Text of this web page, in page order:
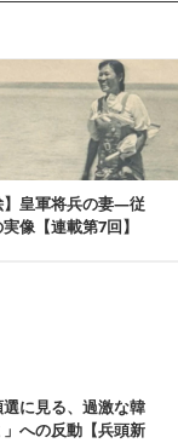
】皇軍将兵の妻―従
像【連載第7回】
に見る、過激な韓
への反動【兵頭新